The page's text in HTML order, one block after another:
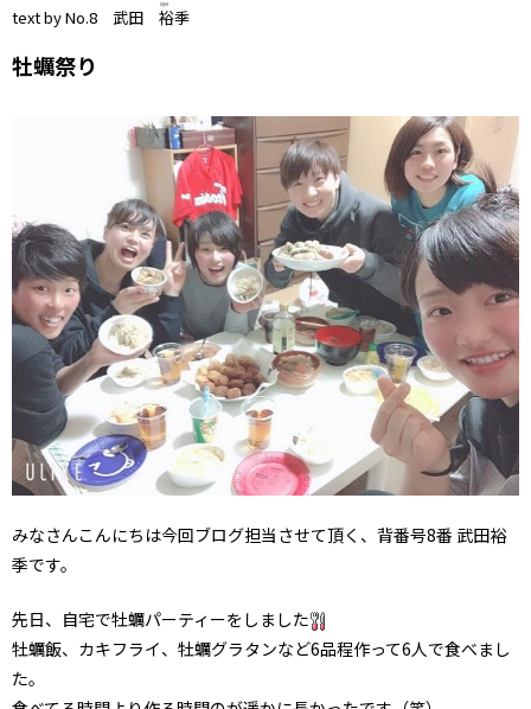
text by No.8 武田 裕季
牡蠣祭り
みなさんこんにちは今回ブログ担当させて頂く、背番号8番 武田裕
季です。
先日、自宅で牡蠣パーティーをしました
牡蠣飯、カキフライ、牡蠣グラタンなど6品程作って6人で食べまし
た。